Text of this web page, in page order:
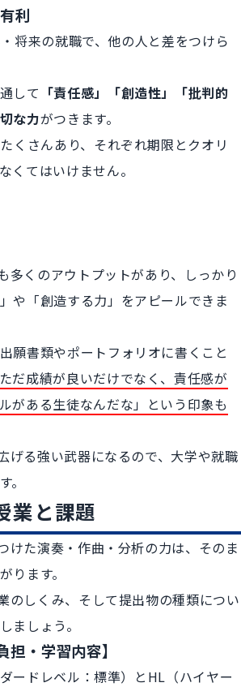
利
将来の就職で、他の人と差をつけら
して 「責任感」「創造性」「批判的
な力がつきます。
くさんあり、それぞれ期限とクオリ
くてはいけません。
多くのアウトプットがあり、しっかり
や「創造する力」をアピールできま
願書類やポートフォリオに書くこと
だ成績が良いだけでなく、責任感が
がある生徒なんだな」という印象も
げる強い武器になるので、大学や就職
。
業と課題
けた演奏・作曲・分析の力は、そのま
ります。
のしくみ、そして提出物の種類につい
ましょう。
・学習内容】
ードレベル：標準）とHL（ハイヤー